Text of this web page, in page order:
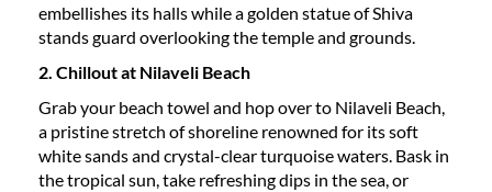
embellishes its halls while a golden statue of Shiva
stands guard overlooking the temple and grounds.
2. Chillout at Nilaveli Beach
Grab your beach towel and hop over to Nilaveli Beach,
a pristine stretch of shoreline renowned for its soft
white sands and crystal-clear turquoise waters. Bask in
the tropical sun, take refreshing dips in the sea, or